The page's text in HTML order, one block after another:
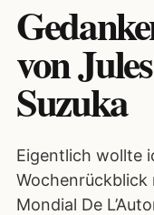
von
Suzuka
Eigentlich wollte
Wochenrückblick
Mondial De